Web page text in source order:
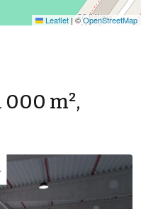
Leaflet|©OpenStreetMap
000 m²,